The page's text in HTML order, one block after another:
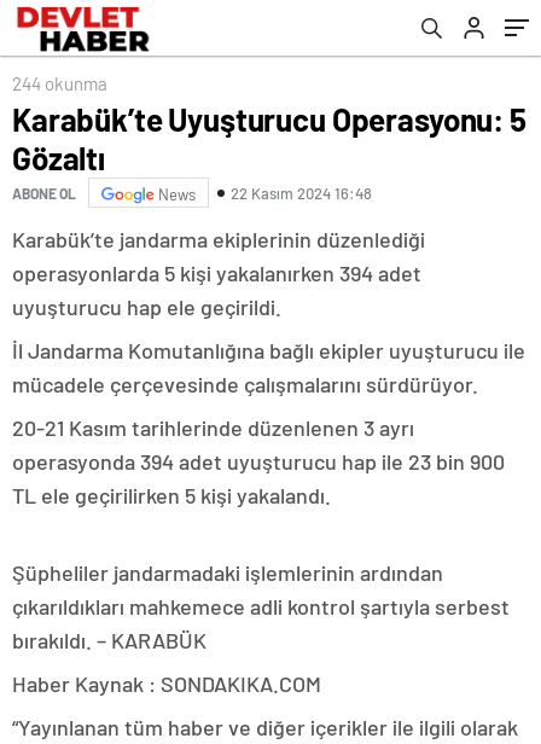
244 okunma
Karabük’te Uyuşturucu Operasyonu: 5
Gözaltı
ABONE OL News 22 Kasım 2024 16:48
Karabük’te jandarma ekiplerinin düzenlediği
operasyonlarda 5 kişi yakalanırken 394 adet
uyuşturucu hap ele geçirildi.
İl Jandarma Komutanlığına bağlı ekipler uyuşturucu ile
mücadele çerçevesinde çalışmalarını sürdürüyor.
20-21 Kasım tarihlerinde düzenlenen 3 ayrı
operasyonda 394 adet uyuşturucu hap ile 23 bin 900
TL ele geçirilirken 5 kişi yakalandı.
Şüpheliler jandarmadaki işlemlerinin ardından
çıkarıldıkları mahkemece adli kontrol şartıyla serbest
bırakıldı. – KARABÜK
Haber Kaynak : SONDAKIKA.COM
“Yayınlanan tüm haber ve diğer içerikler ile ilgili olarak